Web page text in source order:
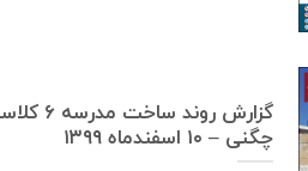
گزارش
چگنی – ۱۰ اسفندماه ۱۳۹۹